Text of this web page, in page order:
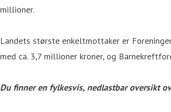
millioner.
Landets største enkeltmottaker er
med ca. 3,7 millioner kroner, og
Du finner en fylkesvis, nedlastbar oversikt